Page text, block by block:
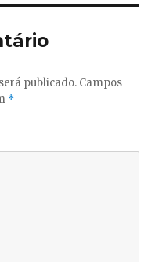
publicado. Campos
*